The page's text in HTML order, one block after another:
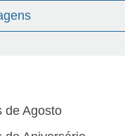
de Agosto